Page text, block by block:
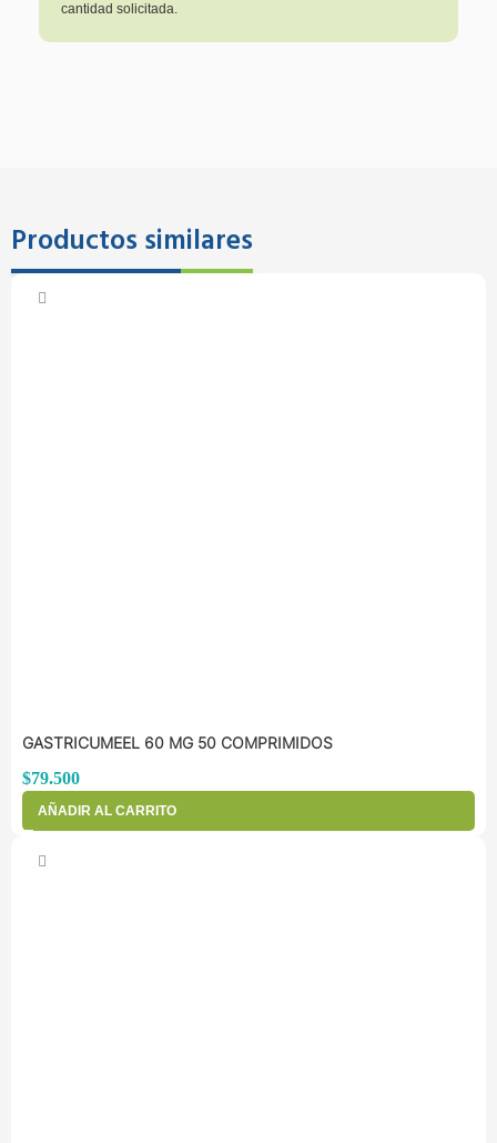
cantidad solicitada.
Productos similares
GASTRICUMEEL 60 MG 50 COMPRIMIDOS
$79.500
AÑADIR AL CARRITO